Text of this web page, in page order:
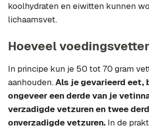
koolhydraten en eiwitten kunnen
lichaamsvet.
Hoeveel
In principe kun je 50 tot 70 gram
aanhouden.Als je gevarieerd eet,
ongeveer een derde van je
verzadigde vetzuren en twee
onverzadigde vetzuren. In de